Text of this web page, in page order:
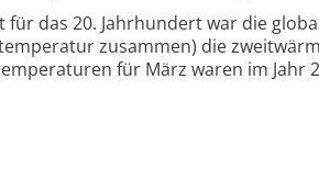
das 20. Jahrhundert war die
zusammen) die
für März waren im Jahr